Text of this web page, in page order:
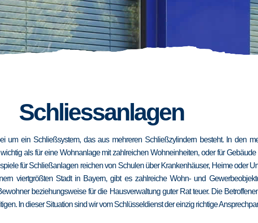
Schliessanlagen
um ein Schließsystem, das aus mehreren Schließzylindern besteht. In den
als für eine Wohnanlage mit zahlreichen Wohneinheiten, oder für
für Schließanlagen reichen von Schulen über Krankenhäuser, Heime oder
viertgrößten Stadt in Bayern, gibt es zahlreiche Wohn- und
beziehungsweise für die Hausverwaltung guter Rat teuer. Die
In dieser Situation sind wir vom Schlüsseldienst der einzig richtige